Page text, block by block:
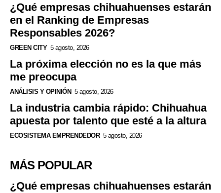
¿Qué empresas chihuahuenses estarán
en el Ranking de Empresas
Responsables 2026?
GREEN CITY 5 agosto, 2026
La próxima elección no es la que más
me preocupa
ANÁLISIS Y OPINIÓN 5 agosto, 2026
La industria cambia rápido: Chihuahua
apuesta por talento que esté a la altura
ECOSISTEMA EMPRENDEDOR 5 agosto, 2026
MÁS POPULAR
¿Qué empresas chihuahuenses estarán